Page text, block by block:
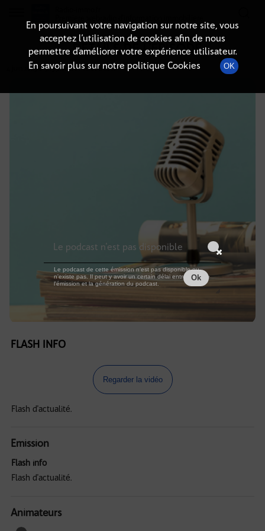
DÉTAILS DE L'ÉPISODE
4 juin 2025à 9h59, durée : Invalid date
FLASH INFO
Regarder la vidéo
Flash d'actualité.
Emission
Flash info
Flash d'actualité.
Animateurs
En poursuivant votre navigation sur notre site, vous
acceptez l’utilisation de cookies afin de nous
permettre d’améliorer votre expérience utilisateur.
En savoir plus sur notre politique Cookies
OK
Le podcast n'est pas disponible
Le podcast de cette émission n'est pas disponible ou
n'existe pas. Il peut y avoir un certain délai entre la fin de
l'émission et la génération du podcast.
Ok